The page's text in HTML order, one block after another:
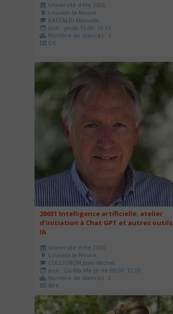
Université d'été 2026
Louvain-la-Neuve
RASTALDI Manuela
Jour : jeudi 15:00- 16:15
Nombre de séances : 1
0 €
20651 Intelligence artificielle: atelier
d'initiation à Chat GPT et autres outils
IA
Université d'été 2026
Louvain-la-Neuve
COLLIGNON Jean-Michel
Jour : Lu-Ma-Me-Je-Ve 09:00- 12:00
Nombre de séances : 2
80 €